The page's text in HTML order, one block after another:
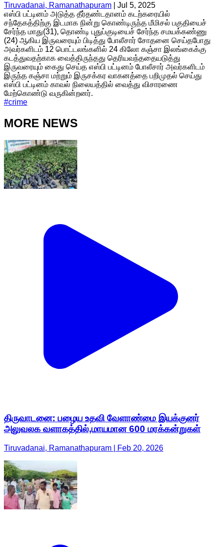
Tiruvadanai, Ramanathapuram
Jul 5, 2025
எஸ்பி பட்டினம் அடுத்த தீர்தண்டதானம் கடற்கரையில்
சந்தேகத்திற்கு இடமாக நின்று கொண்டிருந்த மீமிசல் பகுதியைச்
சேர்ந்த மாது(31), தொண்டி புதுப்குடியைச் சேர்ந்த சமயக்கண்ணு
(24) ஆகிய இருவரையும் பிடித்து போலீசார் சோதனை செய்தபோது
அவர்களிடம் 12 பொட்டலங்களில் 24 கிலோ கஞ்சா இலங்கைக்கு
கடத்துவதற்காக வைத்திருந்தது தெரியவந்ததையடுத்து
இருவரையும் கைது செய்த எஸ்பி பட்டினம் போலீசார் அவர்களிடம்
இருந்த கஞ்சா மற்றும் இருசக்கர வாகனத்தை பறிமுதல் செய்து
எஸ்பி பட்டினம் காவல் நிலையத்தில் வைத்து விசாரணை
மேற்கொண்டு வருகின்றனர்.
#crime
MORE NEWS
திருவாடனை: பழைய உதவி வேளாண்மை இயக்குனர்
அலுவலக வளாகத்தில்,மாயமான 600 மரக்கன்றுகள்
Tiruvadanai, Ramanathapuram | Feb 20, 2026